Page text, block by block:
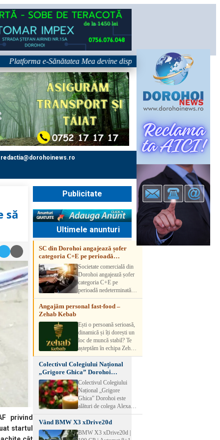
e-Sănătatea Mea devine disponibilă pe 1 septembrie:
redactia@dorohoinews.ro
să
privind
startul
Publicitate
Ultimele anunturi
SC din Dorohoi angajează șofer
categoria C+E pe perioadă
nedeterminatăSocietate comercială din
Dorohoi angajează șofer
categoria C+E pe
perioadă nedeterminată.
Candidatul trebuie să
aibă experiență și atestat
detalii, vă rog să sunați la
numărul de telefon.
Angajăm personal fast-food –
Zehab Kebab
Ești o persoană serioasă,
dinamică și îți dorești un
loc de muncă stabil? Te
așteptăm în echipa Zehab
Kebab! Posturi
disponibile: -
SHAORMAR AJUTOR
BUCATAR 2/posturi -
LUCRATOR
COMERCIAL
VANZATOR /2 posturi
muncă Program flexibil
Salariu motivant, în
funcție de experienț
Colectivul Colegiului Național
„Grigore Ghica” Dorohoi
transmite sincere condoleanțe
Colectivul Colegiului
Național „Grigore
Ghica” Dorohoi este
alături de colega Alexa
Lăcrămioara la trecerea în
neființă a soțului și
transmite sincere
condoleanțe familiei.
Vând BMW X3 xDrive20d
BMW X3 xDrive20d |